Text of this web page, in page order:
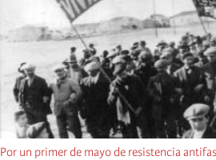
Por un primer de mayo de resistencia